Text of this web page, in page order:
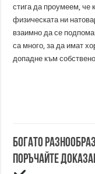
стига да проумеем, че
физическата ни
взаимно да се
са много, за да имат
допадне към
Богато
Поръчайте